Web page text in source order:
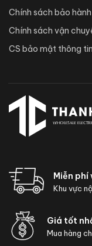
Chính sách bảo hành
Chính sách vận
CS bảo mật thông tin
Miễn phí
Khu vực
Giá tốt
Mua hàng